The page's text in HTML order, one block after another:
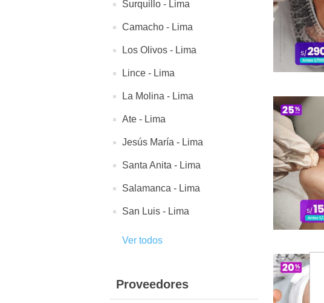
Surquillo - Lima
Camacho - Lima
Los Olivos - Lima
Lince - Lima
La Molina - Lima
Ate - Lima
Jesús María - Lima
Santa Anita - Lima
Salamanca - Lima
San Luis - Lima
Ver todos
Proveedores